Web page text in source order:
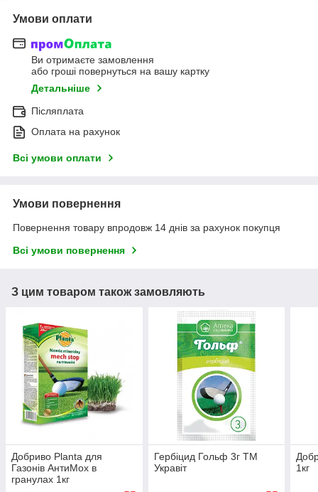
Умови оплати
Ви отримаєте замовлення
або гроші повернуться на вашу картку
Детальніше
Післяплата
Оплата на рахунок
Всі умови оплати
Умови повернення
Повернення товару впродовж 14 днів за рахунок покупця
Всі умови повернення
З цим товаром також замовляють
Добриво Planta для
Газонів АнтиМох в
гранулах 1кг
Гербіцид Гольф 3г ТМ
Укравіт
1кг